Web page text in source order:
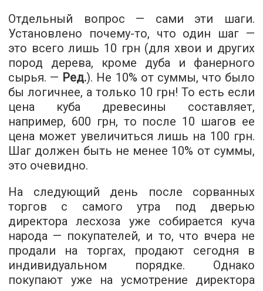
Отдельный вопрос — сами эти шаги.
Установлено почему-то, что один шаг —
это всего лишь 10 грн (для хвои и других
пород дерева, кроме дуба и фанерного
сырья. — Ред.). Не 10% от суммы, что было
бы логичнее, а только 10 грн! То есть если
цена куба древесины составляет,
например, 600 грн, то после 10 шагов ее
цена может увеличиться лишь на 100 грн.
Шаг должен быть не менее 10% от суммы,
это очевидно.
На следующий день после сорванных
торгов с самого утра под дверью
директора лесхоза уже собирается куча
народа — покупателей, и то, что вчера не
продали на торгах, продают сегодня в
индивидуальном порядке. Однако
покупают уже на усмотрение директора